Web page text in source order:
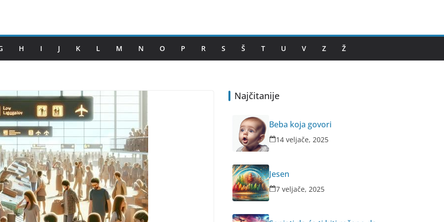
H I J K L M N O P R S Š T U V Z Ž
Najčitanije
Beba koja govori
14 veljače, 2025
Jesen
7 veljače, 2025